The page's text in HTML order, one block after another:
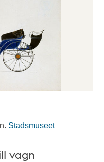
Stadsmuseet
vagn